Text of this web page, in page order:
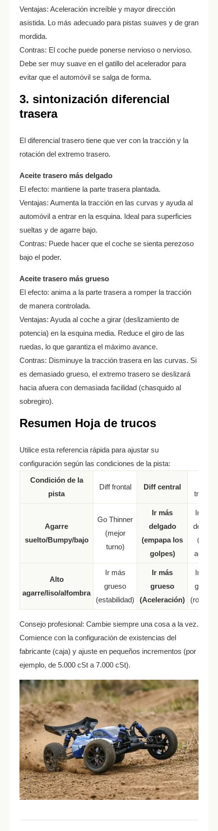
Ventajas: Aceleración increíble y mayor dirección
asistida. Lo más adecuado para pistas suaves y de gran
mordida.
Contras: El coche puede ponerse nervioso o nervioso.
Debe ser muy suave en el gatillo del acelerador para
evitar que el automóvil se salga de forma.
3. sintonización diferencial
trasera
El diferencial trasero tiene que ver con la tracción y la
rotación del extremo trasero.
Aceite trasero más delgado
El efecto: mantiene la parte trasera plantada.
Ventajas: Aumenta la tracción en las curvas y ayuda al
automóvil a entrar en la esquina. Ideal para superficies
sueltas y de agarre bajo.
Contras: Puede hacer que el coche se sienta perezoso
bajo el poder.
Aceite trasero más grueso
El efecto: anima a la parte trasera a romper la tracción
de manera controlada.
Ventajas: Ayuda al coche a girar (deslizamiento de
potencia) en la esquina media. Reduce el giro de las
ruedas, lo que garantiza el máximo avance.
Contras: Disminuye la tracción trasera en las curvas. Si
es demasiado grueso, el extremo trasero se deslizará
hacia afuera con demasiada facilidad (chasquido al
sobregiro).
Resumen Hoja de trucos
Utilice esta referencia rápida para ajustar su
configuración según las condiciones de la pista:
Condición de la
pista
Diff frontal Diff central
trasero
Agarre
suelto/Bumpy/bajo
Go Thinner
(mejor
turno)
Ir más
delgado
(empapa los
golpes)
Ir más
delgado
(más
agarre)
Alto
agarre/liso/alfombra
Ir más
grueso
(estabilidad)
Ir más
grueso
(Aceleración)
Ir más
grueso
Consejo profesional: Cambie siempre una cosa a la vez.
Comience con la configuración de existencias del
fabricante (caja) y ajuste en pequeños incrementos (por
ejemplo, de 5.000 cSt a 7.000 cSt).